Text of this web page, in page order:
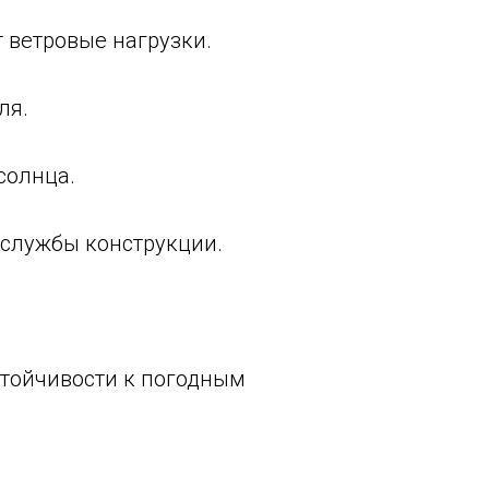
нагрузки.
конструкции.
к погодным